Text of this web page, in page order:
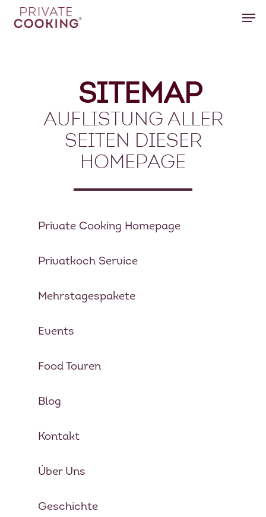
SITEMAP
AUFLISTUNG ALLER
SEITEN DIESER
HOMEPAGE
Private Cooking Homepage
Privatkoch Service
Mehrstagespakete
Events
Food Touren
Blog
Kontakt
Úber Uns
Geschichte